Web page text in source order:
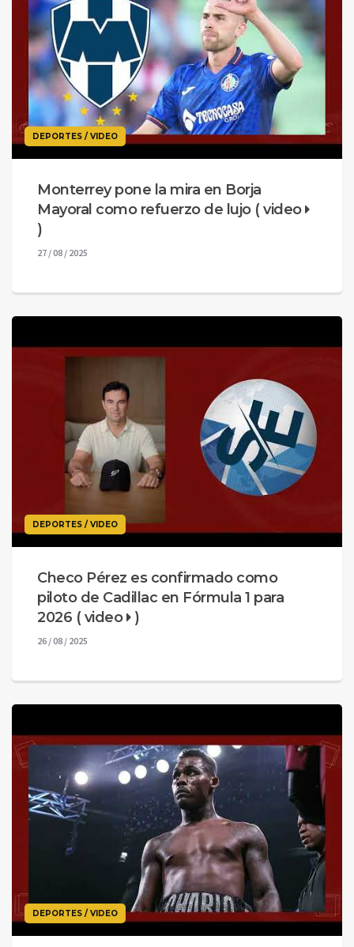
DEPORTES / VIDEO
Monterrey pone la mira en Borja
Mayoral como refuerzo de lujo ( video
)
27 / 08 / 2025
DEPORTES / VIDEO
Checo Pérez es confirmado como
piloto de Cadillac en Fórmula 1 para
2026 ( video )
26 / 08 / 2025
DEPORTES / VIDEO